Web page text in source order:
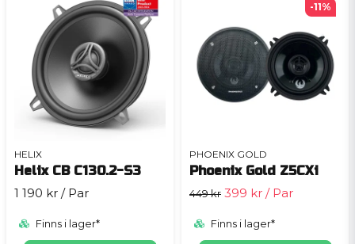
HELIX
Helix CB C130.2-S3
1 190 kr / Par
Finns i lager*
PHOENIX GOLD
Phoenix Gold Z5CXi
449 kr 399 kr / Par
Finns i lager*
-11%